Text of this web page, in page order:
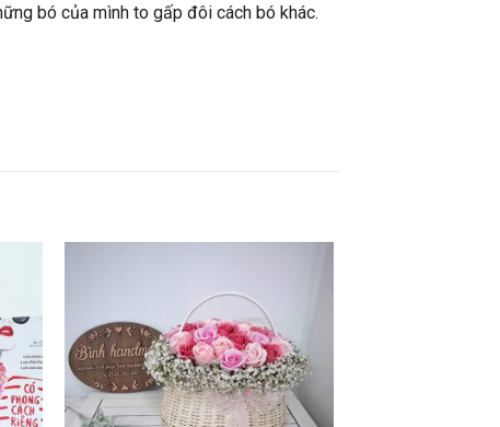
bó của mình to gấp đôi cách bó khác.